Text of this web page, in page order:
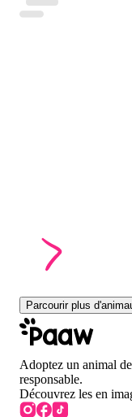
Parcourir plus
Adoptez un animal
responsable.
Découvrez les en